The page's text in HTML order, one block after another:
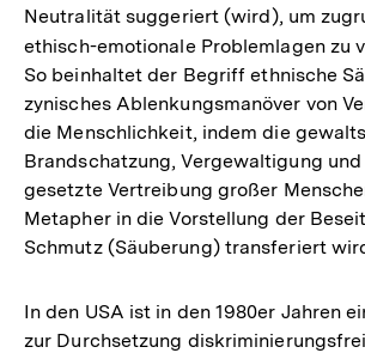
Neutralität suggeriert (wird), um
ethisch-emotionale Problemlagen zu
So beinhaltet der Begriff ethnische
zynisches Ablenkungsmanöver von
die Menschlichkeit, indem die
Brandschatzung, Vergewaltigung
gesetzte Vertreibung großer
Metapher in die Vorstellung der
Schmutz (Säuberung) transferiert
In den USA ist in den 1980er Jahren
zur Durchsetzung